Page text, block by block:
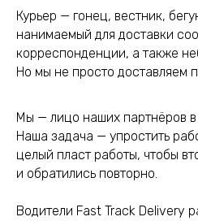
Курьер — гонец, вестник,
нанимаемый для доставки
корреспонденции, а также
Но мы не просто доставляем
Мы — лицо наших партнёров в
Наша задача — упростить
целый пласт работы, чтобы
и обратились повторно.
Водители Fast Track Delivery